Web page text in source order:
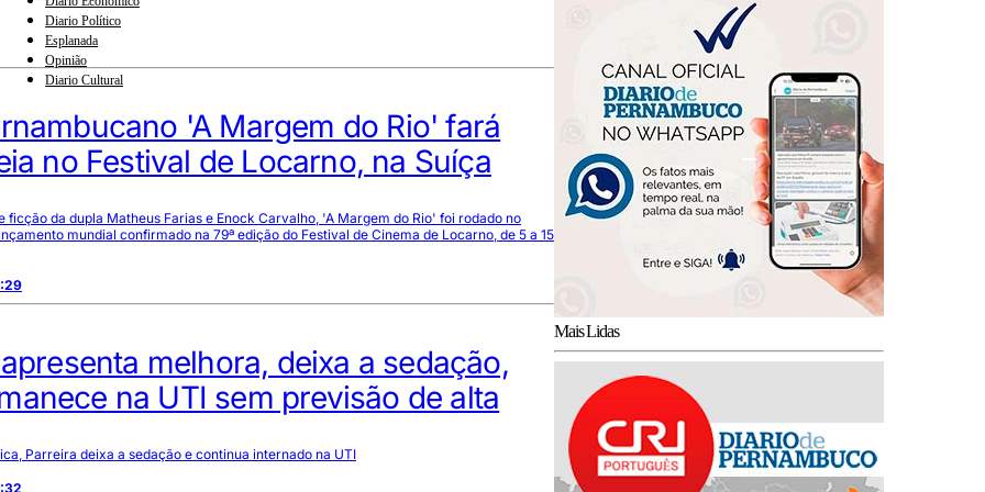
Diario Político
Esplanada
Opinião
Diario Cultural
'A Margem do Rio' fará
no Festival de Locarno, na Suíça
ficção da dupla Matheus Farias e Enock Carvalho, 'A Margem do Rio' foi rodado no
mundial confirmado na 79ª edição do Festival de Cinema de Locarno, de 5 a 15
melhora, deixa a sedação,
na UTI sem previsão de alta
Parreira deixa a sedação e continua internado na UTI
Mais Lidas